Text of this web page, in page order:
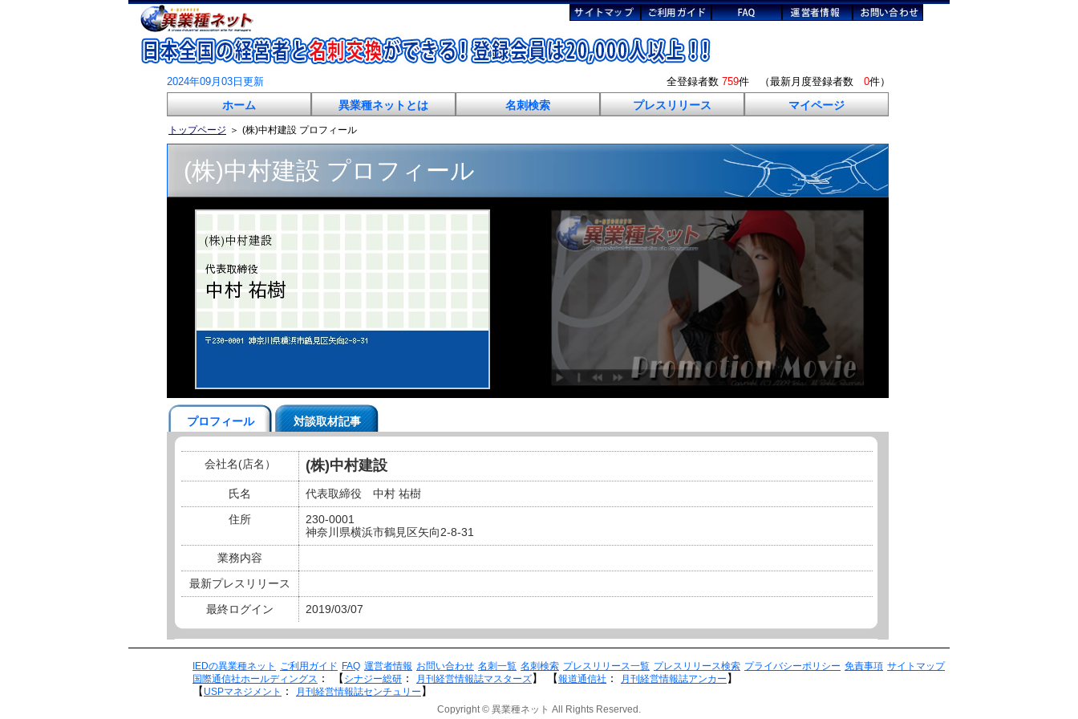
2024年09月03日更新 全登録者数 759件 （最新月度登録者数 0件）
ホーム 異業種ネットとは 名刺検索 プレスリリース マイページ
トップページ ＞ (株)中村建設 プロフィール
(株)中村建設 プロフィール
プロフィール 対談取材記事
会社名(店名） (株)中村建設
氏名
代表取締役 中村 祐樹
住所
230-0001
神奈川県横浜市鶴見区矢向2-8-31
業務内容
最新プレスリリース
最終ログイン
2019/03/07
IEDの異業種ネット ご利用ガイド FAQ 運営者情報 お問い合わせ 名刺一覧 名刺検索 プレスリリース一覧 プレスリリース検索 プライバシーポリシー 免責事項 サイトマップ
国際通信社ホールディングス ： 【 シナジー総研 ： 月刊経営情報誌マスターズ】 【報道通信社 ： 月刊経営情報誌アンカー 】
【 USPマネジメント ： 月刊経営情報誌センチュリー 】
Copyright © 異業種ネット All Rights Reserved.